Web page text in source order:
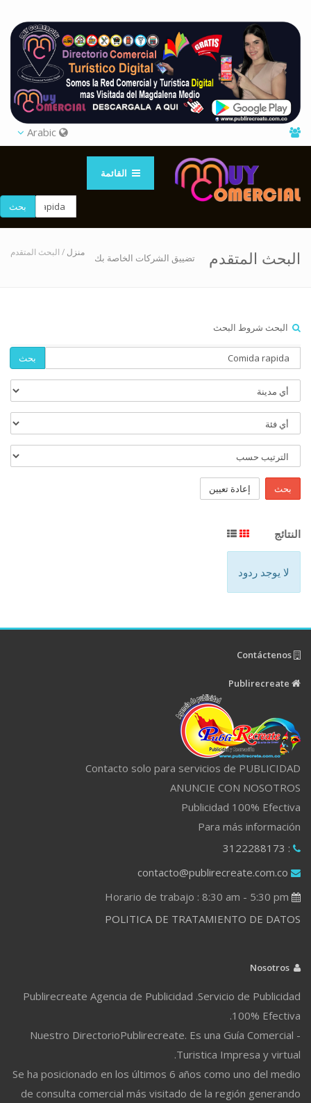
القائمة
بحث
البحث المتقدم تضييق الشركات الخاصة بك منزل / البحث المتقدم
البحث شروط البحث
بحث
بحث إعادة تعيين
النتائج
لا يوجد ردود
Contacto solo para servicios de PUBLICIDAD
ANUNCIE CON NOSOTROS
Publicidad 100% Efectiva
Para más información
: 3122288173
contacto@publirecreate.com.co
POLITICA DE TRATAMIENTO DE DATOS
Publirecreate Agencia de Publicidad .Servicio de Publicidad
100% Efectiva.
Nuestro DirectorioPublirecreate. Es una Guía Comercial -
Turistica Impresa y virtual.
Se ha posicionado en los últimos 6 años como uno del medio
de consulta comercial más visitado de la región generando